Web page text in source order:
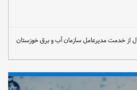
از خدمت مدیرعامل سازمان آب و برق خوزستان